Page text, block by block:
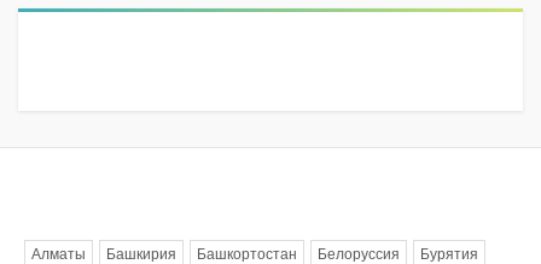
Алматы Башкирия Башкортостан Белоруссия Бурятия